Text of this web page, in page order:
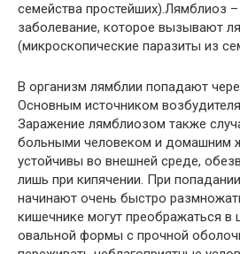
семейства простейших).Лямблиоз
заболевание, которое вызывают
(микроскопические паразиты из
В организм лямблии попадают
Основным источником
Заражение лямблиозом также
больными человеком и домашним
устойчивы во внешней среде,
лишь при кипячении. При
начинают очень быстро
кишечнике могут преображаться в
овальной формы с прочной